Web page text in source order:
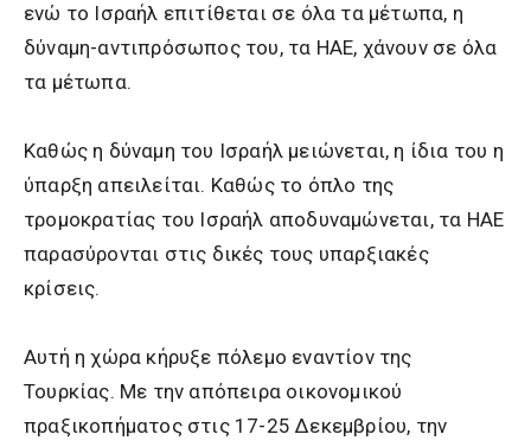
ενώ το Ισραήλ επιτίθεται σε όλα τα μέτωπα, η
δύναμη-αντιπρόσωπος του, τα ΗΑΕ, χάνουν σε όλα
τα μέτωπα.
Καθώς η δύναμη του Ισραήλ μειώνεται, η ίδια του η
ύπαρξη απειλείται. Καθώς το όπλο της
τρομοκρατίας του Ισραήλ αποδυναμώνεται, τα ΗΑΕ
παρασύρονται στις δικές τους υπαρξιακές
κρίσεις.
Αυτή η χώρα κήρυξε πόλεμο εναντίον της
Τουρκίας. Με την απόπειρα οικονομικού
πραξικοπήματος στις 17-25 Δεκεμβρίου, την